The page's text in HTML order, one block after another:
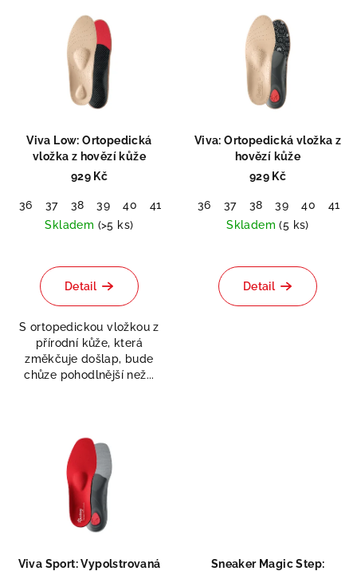
Viva Low: Ortopedická
vložka z hovězí kůže
929 Kč
36 37 38 39 40 41 43 44 45 46 47
48
Skladem (>5 ks)
hodnocení
produktu
z
5
hvězdiček.
Detail
S ortopedickou vložkou z
přírodní kůže, která
změkčuje došlap, bude
chůze pohodlnější než...
Viva: Ortopedická vložka z
hovězí kůže
929 Kč
36 37 38 39 40 41
Skladem(5 ks)
hodnocení
produktu
Detail
Viva Sport: Vypolstrovaná
Sneaker Magic Step: